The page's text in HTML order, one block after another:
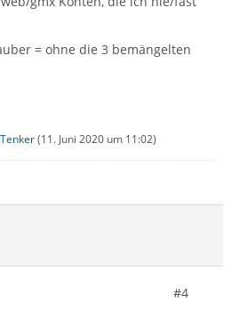
= ohne die 3 bemängelten
Tenker(11. Juni 2020 um 11:02)
#4